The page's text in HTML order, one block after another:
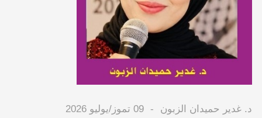
د. غدير حميدان الزبون 09 تموز/يوليو 2026